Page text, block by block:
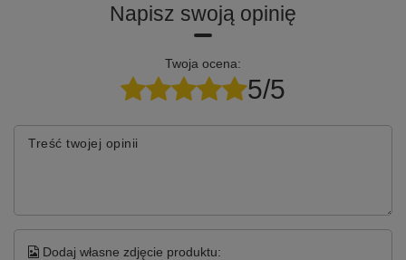
Napisz swoją opinię
Twoja ocena:
5/5
Treść twojej opinii
Dodaj własne zdjęcie produktu: